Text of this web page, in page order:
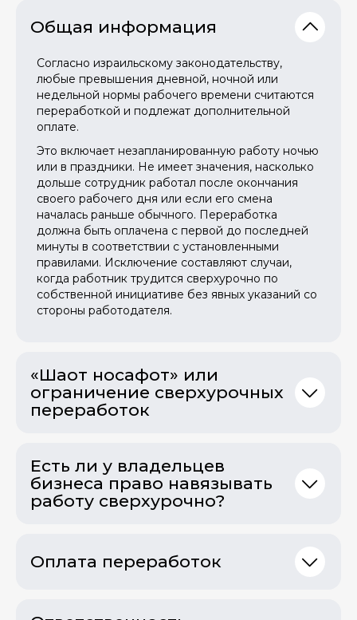
Общая информация
Согласно израильскому законодательству,
любые превышения дневной, ночной или
недельной нормы рабочего времени считаются
переработкой и подлежат дополнительной
оплате.
Это включает незапланированную работу ночью
или в праздники. Не имеет значения, насколько
дольше сотрудник работал после окончания
своего рабочего дня или если его смена
началась раньше обычного. Переработка
должна быть оплачена с первой до последней
минуты в соответствии с установленными
правилами. Исключение составляют случаи,
когда работник трудится сверхурочно по
собственной инициативе без явных указаний со
стороны работодателя.
«Шаот носафот» или
ограничение сверхурочных
переработок
Есть ли у владельцев
бизнеса право навязывать
работу сверхурочно?
Оплата переработок